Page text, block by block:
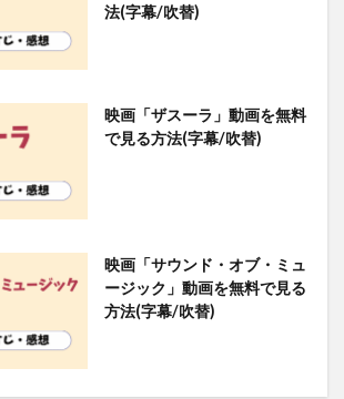
法(字幕/吹替)
映画「ザスーラ」動画を無料
で見る方法(字幕/吹替)
映画「サウンド・オブ・ミュ
ージック」動画を無料で見る
方法(字幕/吹替)